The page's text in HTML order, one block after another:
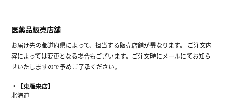
医薬品販売店舗
お届け先の都道府県によって、担当する販売店舗が異なります。 ご注文内
容によっては変更となる場合もございます。ご注文時にメールにてお知ら
せいたしますので予めご了承ください。
【東雁来店】
北海道